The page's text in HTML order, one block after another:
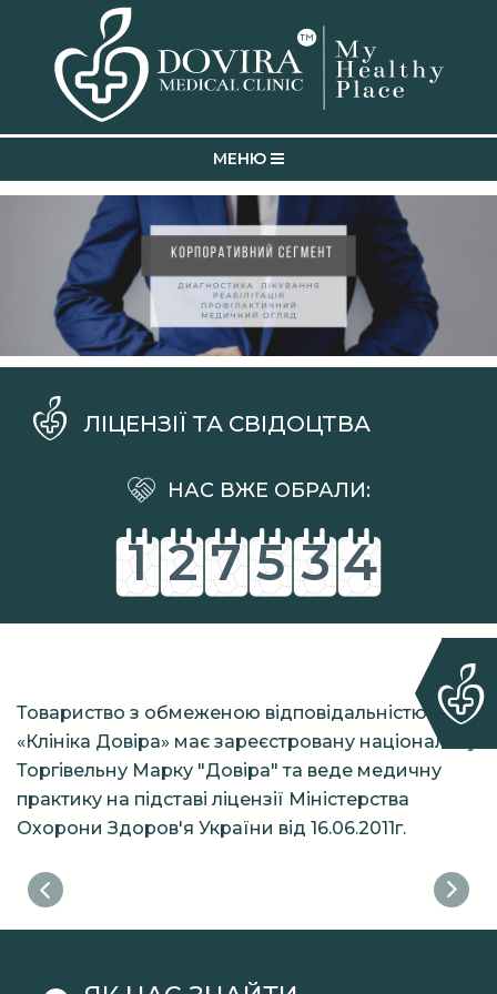
MEНЮ
ЛІЦЕНЗІЇ ТА СВІДОЦТВА
НАС ВЖЕ ОБРАЛИ:
0
1
2
3
4
5
6
0
1
2
3
4
5
6
7
0
1
2
3
4
5
6
7
8
9
0
1
2
3
4
5
6
7
8
9
0
1
2
3
4
5
6
7
8
0
1
2
3
4
5
6
7
8
9
Товариство з обмеженою відповідальністю
«Клініка Довіра» має зареєстровану національну
Торгівельну Марку "Довіра" та веде медичну
практику на підставі ліцензії Міністерства
Охорони Здоров'я України від 16.06.2011г.